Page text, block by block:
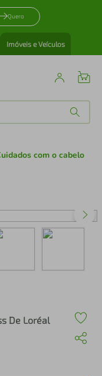
Quero
Imóveis e Veículos
com o cabelo
De Loréal